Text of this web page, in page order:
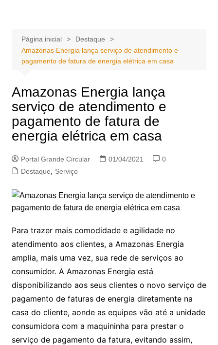
conteúdoPágina inicial
Destaque
Amazonas Energia lança serviço de atendimento e
pagamento de fatura de energia elétrica em casa
Amazonas Energia lança
serviço de atendimento e
pagamento de fatura de
energia elétrica em casa
Portal Grande Circular 01/04/2021
0
Destaque
Serviço
Para trazer mais comodidade e agilidade no
atendimento aos clientes, a Amazonas Energia
amplia, mais uma vez, sua rede de serviços ao
consumidor. A Amazonas Energia está
disponibilizando aos seus clientes o novo serviço de
pagamento de faturas de energia diretamente na
casa do cliente, aonde as equipes vão até a unidade
consumidora com a maquininha para prestar o
serviço de pagamento da fatura, evitando assim,